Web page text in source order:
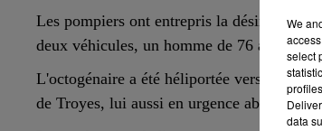
LE WEEK-END
Les pompiers ont entrepris la
deux véhicules, un homme de 76 ans, et sa
L'octogénaire a été héliportée vers le
de Troyes, lui aussi en urgence absolue.
We
select
data